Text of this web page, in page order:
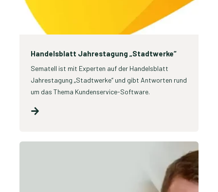
Handelsblatt Jahrestagung „Stadtwerke“
Sematell ist mit Experten auf der Handelsblatt
Jahrestagung „Stadtwerke“ und gibt Antworten rund
um das Thema Kundenservice-Software.